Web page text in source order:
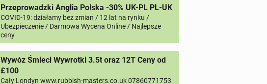
Przeprowadzki Anglia Polska -30% UK-PL PL-UK
COVID-19: działamy bez zmian / 12 lat na rynku /
Ubezpieczenie / Darmowa Wycena Online / Najlepsze
ceny
Wywóz Śmieci Wywrotki 3.5t oraz 12T Ceny od
£100
Cały Londyn www.rubbish-masters.co.uk 07860771753